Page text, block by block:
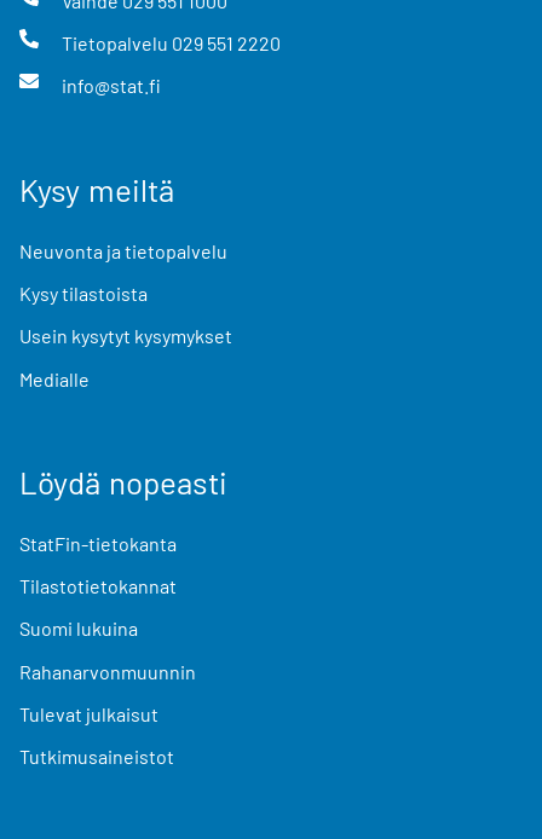
Tietopalvelu 029 551 2220
info@stat.fi
Kysy meiltä
Neuvonta ja tietopalvelu
Kysy tilastoista
Usein kysytyt kysymykset
Medialle
Löydä nopeasti
StatFin-tietokanta
Tilastotietokannat
Suomi lukuina
Rahanarvonmuunnin
Tulevat julkaisut
Tutkimusaineistot